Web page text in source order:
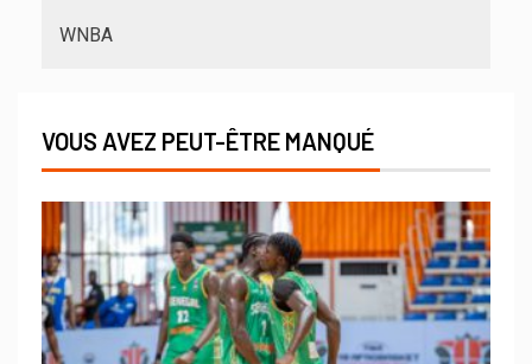
WNBA
VOUS AVEZ PEUT-ÊTRE MANQUÉ